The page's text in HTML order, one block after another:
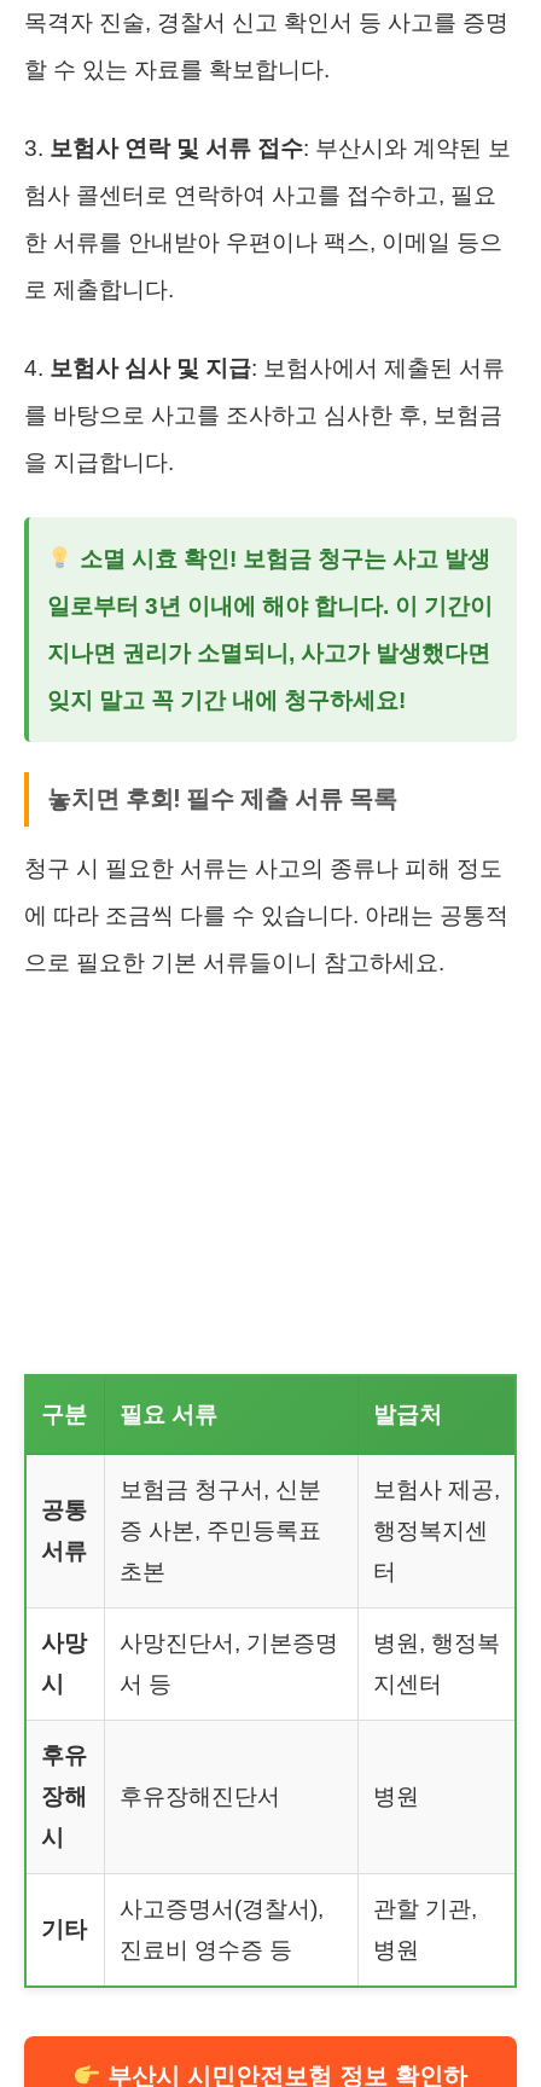
목격자 진술, 경찰서 신고 확인서 등 사고를 증명
할 수 있는 자료를 확보합니다.
3. 보험사 연락 및 서류 접수: 부산시와 계약된 보
험사 콜센터로 연락하여 사고를 접수하고, 필요
한 서류를 안내받아 우편이나 팩스, 이메일 등으
로 제출합니다.
4. 보험사 심사 및 지급: 보험사에서 제출된 서류
를 바탕으로 사고를 조사하고 심사한 후, 보험금
을 지급합니다.
소멸 시효 확인! 보험금 청구는 사고 발생
일로부터 3년 이내 에 해야 합니다. 이 기간이
지나면 권리가 소멸되니, 사고가 발생했다면
잊지 말고 꼭 기간 내에 청구하세요!
놓치면 후회! 필수 제출 서류 목록
청구 시 필요한 서류는 사고의 종류나 피해 정도
에 따라 조금씩 다를 수 있습니다. 아래는 공통적
으로 필요한 기본 서류들이니 참고하세요.
구분 필요 서류 발급처
공통
서류
보험금 청구서, 신분
증 사본, 주민등록표
초본
보험사 제공,
행정복지센
터
사망
시
사망진단서, 기본증명
서 등
병원, 행정복
지센터
후유
장해
시
후유장해진단서 병원
기타
사고증명서(경찰서),
진료비 영수증 등
관할 기관,
병원
부산시 시민안전보험 정보 확인하